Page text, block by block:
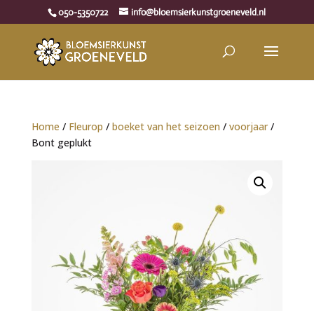
050-5350722 info@bloemsierkunstgroeneveld.nl
Home / Fleurop / boeket van het seizoen / voorjaar/
Bont geplukt